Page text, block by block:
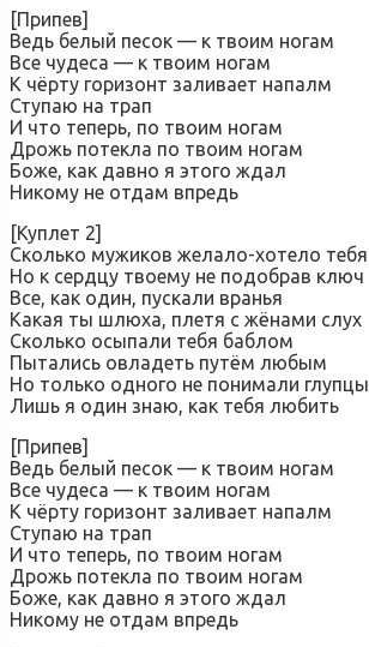
[Припев]
Ведь белый песок — к твоим ногам
Все чудеса — к твоим ногам
К чёрту горизонт заливает напалм
Ступаю на трап
И что теперь, по твоим ногам
Дрожь потекла по твоим ногам
Боже, как давно я этого ждал
Никому не отдам впредь
[Куплет 2]
Сколько мужиков желало-хотело тебя
Но к сердцу твоему не подобрав ключ
Все, как один, пускали вранья
Какая ты шлюха, плетя с жёнами слух
Сколько осыпали тебя баблом
Пытались овладеть путём любым
Но только одного не понимали глупцы
Лишь я один знаю, как тебя любить
[Припев]
Ведь белый песок — к твоим ногам
Все чудеса — к твоим ногам
К чёрту горизонт заливает напалм
Ступаю на трап
И что теперь, по твоим ногам
Дрожь потекла по твоим ногам
Боже, как давно я этого ждал
Никому не отдам впредь